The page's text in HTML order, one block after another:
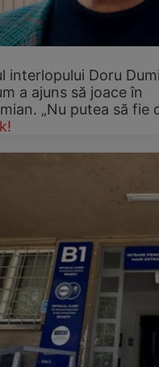
interlopului Doru
a ajuns să joace în
„Nu putea să fie